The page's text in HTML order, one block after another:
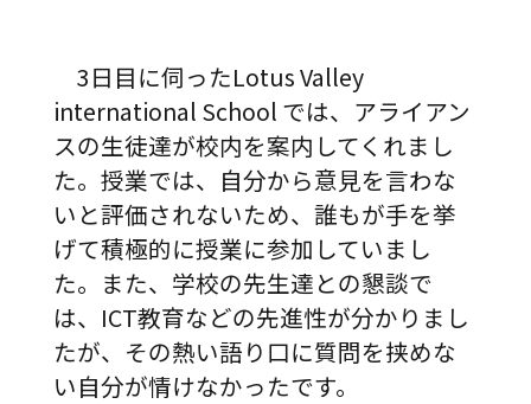
3日目に伺ったLotus Valley
international School では、アライアン
スの生徒達が校内を案内してくれまし
た。授業では、自分から意見を言わな
いと評価されないため、誰もが手を挙
げて積極的に授業に参加していまし
た。また、学校の先生達との懇談で
は、ICT教育などの先進性が分かりまし
たが、その熱い語り口に質問を挟めな
い自分が情けなかったです。